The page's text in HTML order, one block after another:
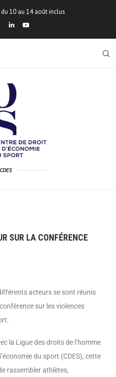
10 au 14 août inclus
CDES
SUR LA CONFÉRENCE
acteurs se sont réunis
sur les violences
la Ligue des droits de l’homme
du sport (CDES), cette
rassembler athlètes,